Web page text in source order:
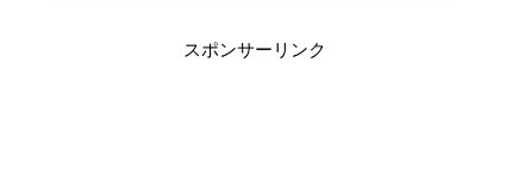
スポンサーリンク